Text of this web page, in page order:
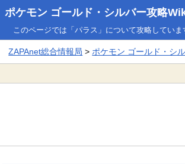
ポケモン ゴールド・シルバー攻略
このページでは「パラス」について攻略していま
ZAPAnet総合情報局 >ポケモン ゴールド・シ